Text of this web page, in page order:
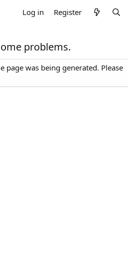
Log in Register
problems.
page was being generated. Please